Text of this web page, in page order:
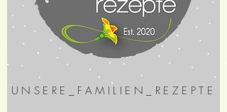
UNSERE_FAMILIEN_REZEPTE